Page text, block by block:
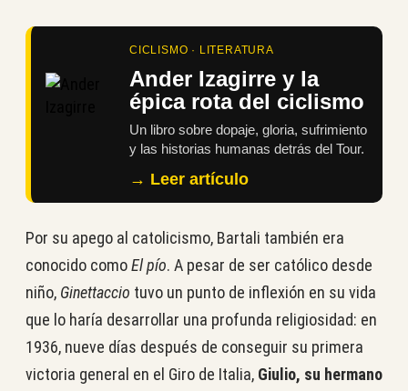
CICLISMO · LITERATURA
Ander Izagirre y la
épica rota del ciclismo
Un libro sobre dopaje, gloria, sufrimiento
y las historias humanas detrás del Tour.
→ Leer artículo
Por su apego al catolicismo, Bartali también era
conocido comoEl pío. A pesar de ser católico desde
niño, Ginettaccio tuvo un punto de inflexión en su vida
que lo haría desarrollar una profunda religiosidad: en
1936, nueve días después de conseguir su primera
victoria general en el Giro de Italia, Giulio, su hermano